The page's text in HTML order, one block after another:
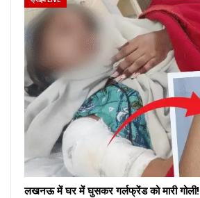
लखनऊ में घर में घुसकर गर्लफ्रेंड को मारी गोली!